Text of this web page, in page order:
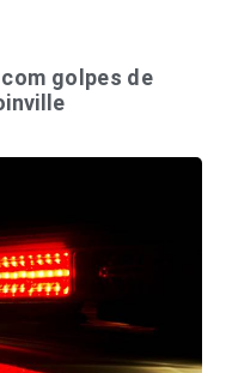
golpes de